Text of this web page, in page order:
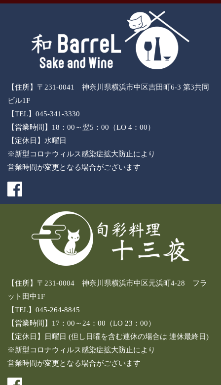
【住所】〒231-0041 神奈川県横浜市中区吉田町6-3 第3共同
ビル1F
【TEL】045-341-3330
【営業時間】18：00～翌5：00（LO 4：00）
【定休日】水曜日
※新型コロナウィルス感染症拡大防止により
営業時間が変更となる場合がございます
【住所】〒231-0004 神奈川県横浜市中区元浜町4-28 フラ
ット田中1F
【TEL】045-264-8845
【営業時間】17：00～24：00（LO 23：00）
【定休日】日曜日 (但し日曜を含む連休の場合は 連休最終日)
※新型コロナウィルス感染症拡大防止により
営業時間が変更となる場合がございます